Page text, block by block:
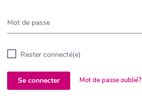
Mot de passe
Rester connecté(e)
Se connecter Mot de passe oublié?